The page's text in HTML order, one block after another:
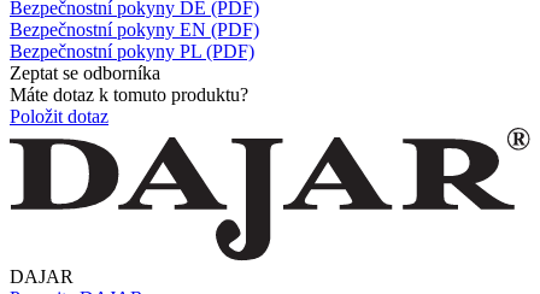
Bezpečnostní pokyny DE (PDF)
Bezpečnostní pokyny EN (PDF)
Bezpečnostní pokyny PL (PDF)
Zeptat se odborníka
Máte dotaz k tomuto produktu?
Položit dotaz
DAJAR